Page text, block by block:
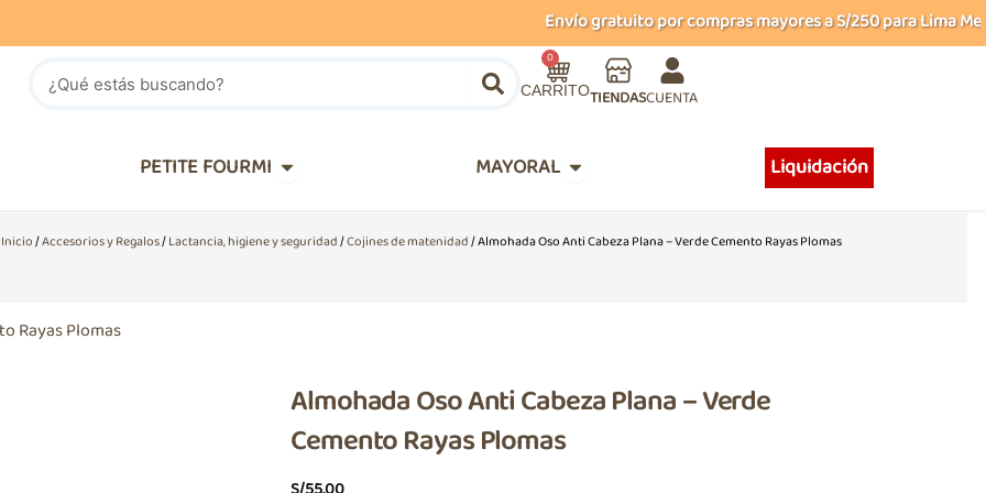
Envío gratuito por compras mayores a S/250 para Lima
0
Carrito
TIENDASCUENTA
PETITE FOURMI Abrir PETITE FOURMI MAYORAL Abrir MAYORAL Liquidación
Inicio/Accesorios y Regalos/Lactancia, higiene y seguridad/Cojines de matenidad/ Almohada Oso Anti Cabeza Plana – Verde Cemento Rayas Plomas
Almohada Oso Anti Cabeza Plana – Verde
Cemento Rayas Plomas